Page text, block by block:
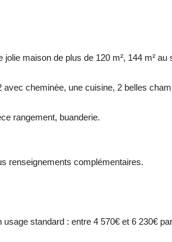
maison de plus de 120 m², 144 m² au
cheminée, une cuisine, 2 belles
rangement, buanderie.
renseignements complémentaires.
standard : entre 4 570€ et 6 230€